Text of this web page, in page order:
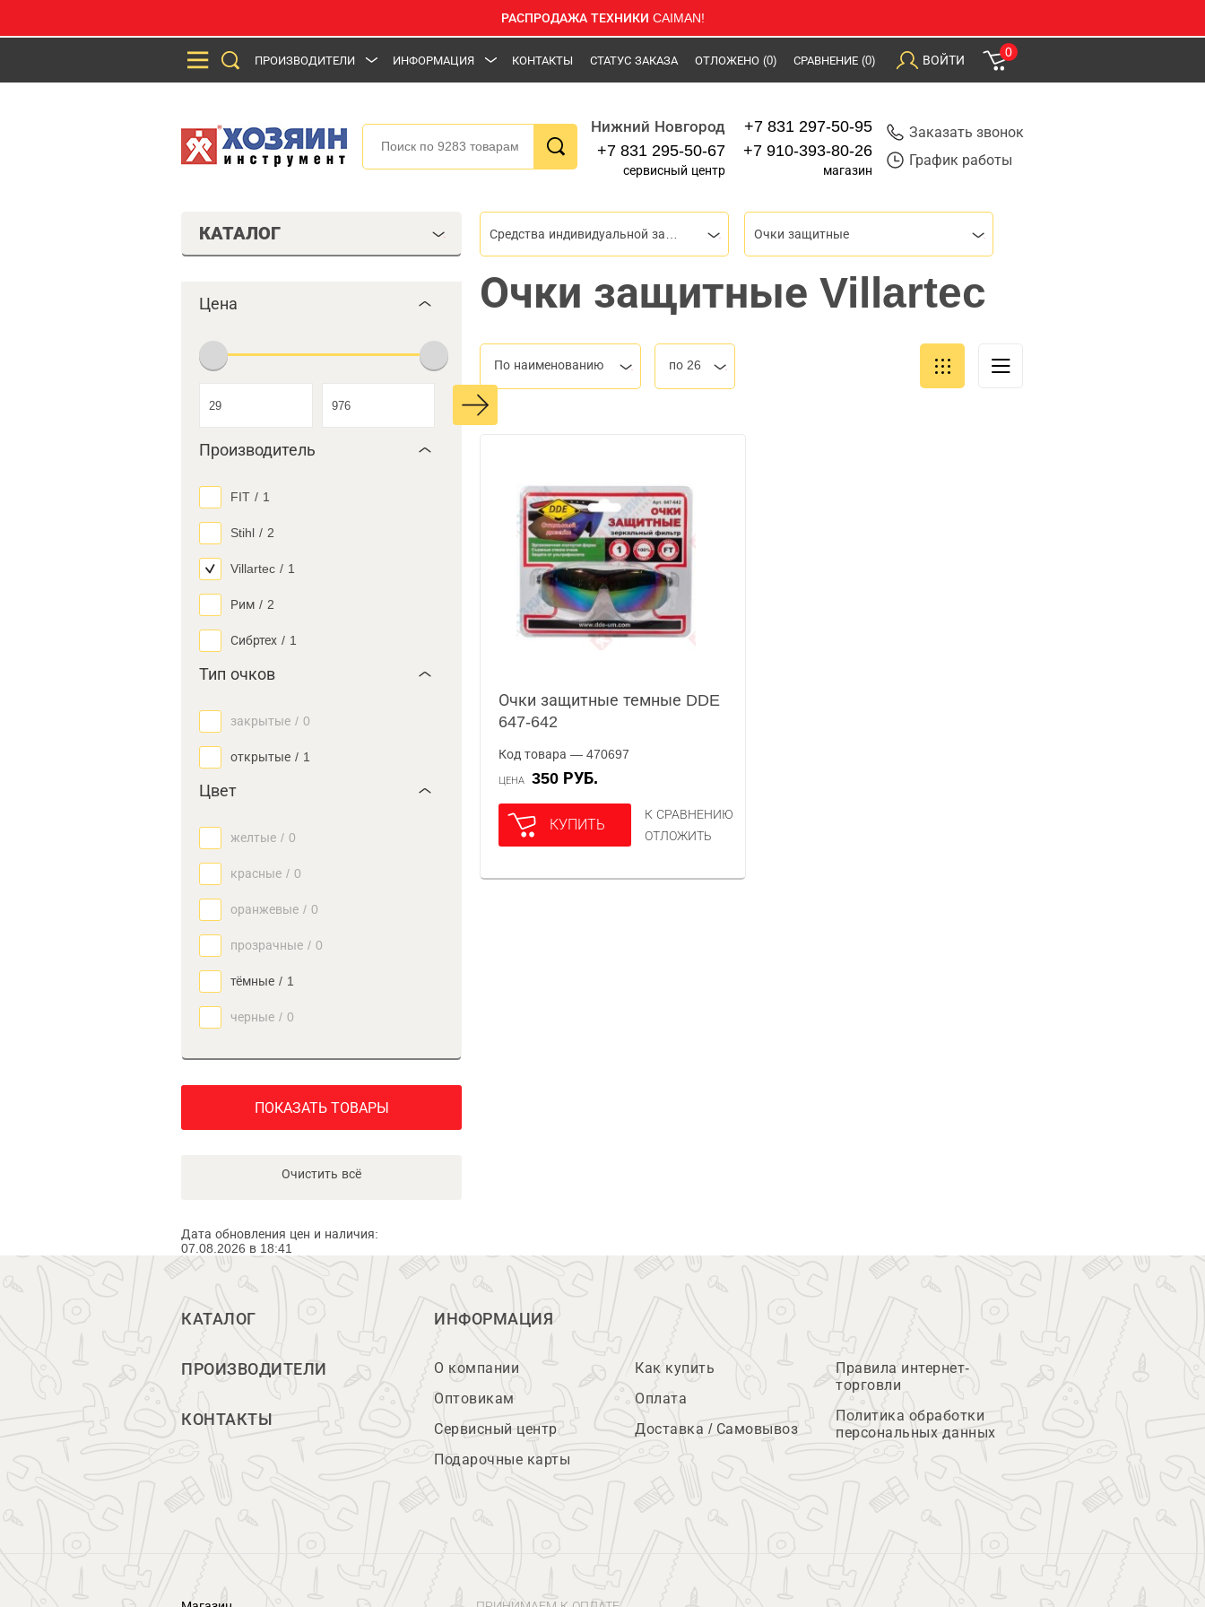
РАСПРОДАЖА ТЕХНИКИ CAIMAN!
ПРОИЗВОДИТЕЛИ ИНФОРМАЦИЯ КОНТАКТЫ СТАТУС ЗАКАЗА ОТЛОЖЕНО (0) СРАВНЕНИЕ (0) ВОЙТИ
0
Нижний Новгород
+7 831 295-50-67
сервисный центр
+7 831 297-50-95
+7 910-393-80-26
магазин
Заказать звонок
График работы
КАТАЛОГ
Цена
Производитель
FIT / 1
Stihl / 2
Villartec / 1
Рим / 2
Сибртех / 1
Тип очков
закрытые / 0
открытые / 1
Цвет
желтые / 0
красные / 0
оранжевые / 0
прозрачные / 0
тёмные / 1
черные / 0
ПОКАЗАТЬ ТОВАРЫ
Очистить всё
Дата обновления цен и наличия:
07.08.2026 в 18:41
Очки защитные
Очки защитные Villartec
По наименованию по 26
Очки защитные темные DDE
647-642
Код товара — 470697
ЦЕНА 350 РУБ.
КУПИТЬ
К СРАВНЕНИЮ
ОТЛОЖИТЬ
КАТАЛОГ
ПРОИЗВОДИТЕЛИ
КОНТАКТЫ
ИНФОРМАЦИЯ
О компании
Оптовикам
Сервисный центр
Подарочные карты
Как купить
Оплата
Доставка / Самовывоз
Правила интернет-
торговли
Политика обработки
персональных данных